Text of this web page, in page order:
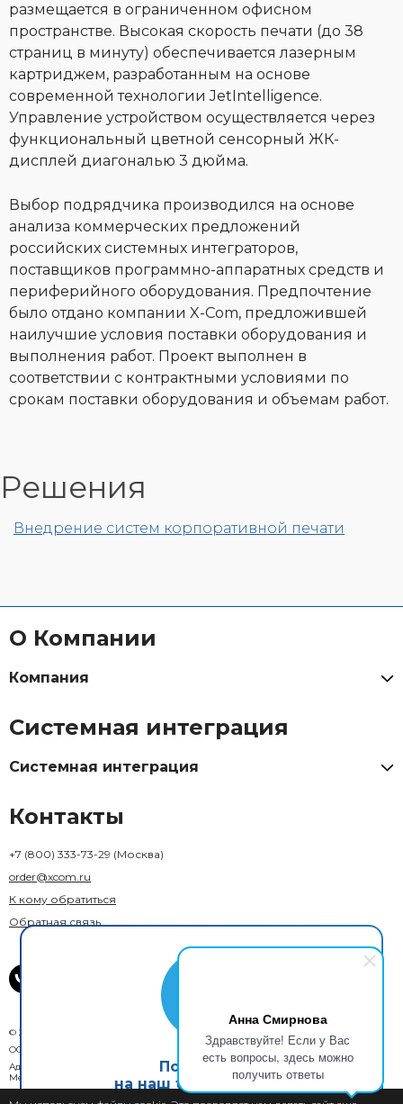
Анна Смирнова
Здравствуйте! Если у Вас
есть вопросы, здесь можно
получить ответы
размещается в ограниченном офисном
пространстве. Высокая скорость печати (до 38
страниц в минуту) обеспечивается лазерным
картриджем, разработанным на основе
современной технологии JetIntelligence.
Управление устройством осуществляется через
функциональный цветной сенсорный ЖК-
дисплей диагональю 3 дюйма.
Выбор подрядчика производился на основе
анализа коммерческих предложений
российских системных интеграторов,
поставщиков программно-аппаратных средств и
периферийного оборудования. Предпочтение
было отдано компании X-Com, предложившей
наилучшие условия поставки оборудования и
выполнения работ. Проект выполнен в
соответствии с контрактными условиями по
срокам поставки оборудования и объемам работ.
Решения
Внедрение систем корпоративной печати
О Компании
Компания
Системная интеграция
Системная интеграция
Контакты
+7 (800) 333-73-29 (Москва)
order@xcom.ru
К кому обратиться
Обратная связь
© 2018–2026 X-Com. Все права защищены.
ООО "М-инвест"
Адрес юридического лица: 129110, г. Москва, вн. тер. г. муниципальный округ
Мещанский, ул. Гиляровского, д. 36, стр. 1А, помещ. 1П
Подпишись
на наш telegram канал